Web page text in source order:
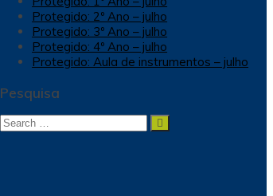
Protegido: 2º Ano – julho
Protegido: 3º Ano – julho
Protegido: 4º Ano – julho
Protegido: Aula de instrumentos – julho
Pesquisa
Search
Search